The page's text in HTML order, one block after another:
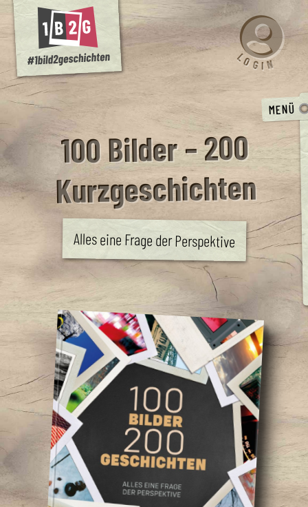
MENÜ
LOG IN
100 Bilder – 200
Kurzgeschichten
Alles eine Frage der Perspektive